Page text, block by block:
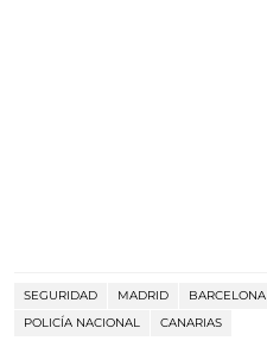
SEGURIDAD MADRID BARCELONA
POLICÍA NACIONAL
CANARIAS